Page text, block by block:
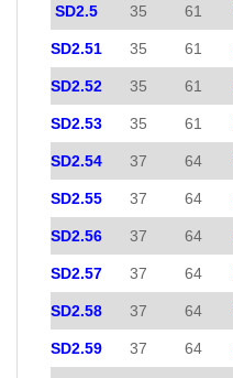
SD2.5 35 61
SD2.51 35 61
SD2.52 35 61
SD2.53 35 61
SD2.54 37 64
SD2.55 37 64
SD2.56 37 64
SD2.57 37 64
SD2.58 37 64
SD2.59 37 64